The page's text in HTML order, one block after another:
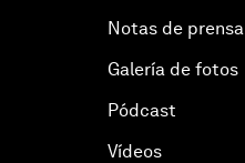
Notas de prensa
Galería de fotos
Pódcast
Vídeos